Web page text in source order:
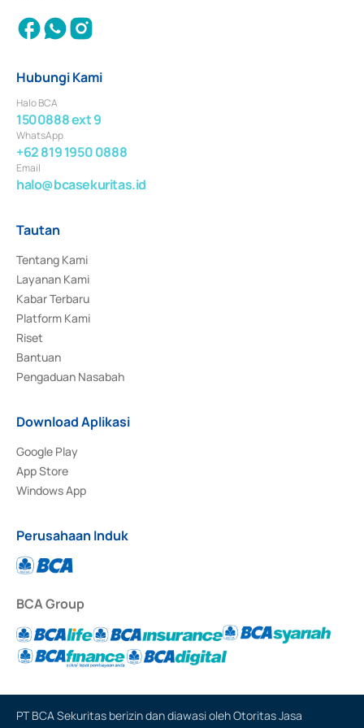
Hubungi Kami
Halo BCA
1500888 ext 9
WhatsApp
+62 819 1950 0888
Email
halo@bcasekuritas.id
Tautan
Tentang Kami
Layanan Kami
Kabar Terbaru
Platform Kami
Riset
Bantuan
Pengaduan Nasabah
Download Aplikasi
Google Play
App Store
Windows App
Perusahaan Induk
BCA Group
PT BCA Sekuritas berizin dan diawasi oleh Otoritas Jasa